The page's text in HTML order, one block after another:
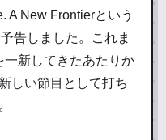
A New Frontierという
告しました。これま
一新してきたあたりか
しい節目として打ち